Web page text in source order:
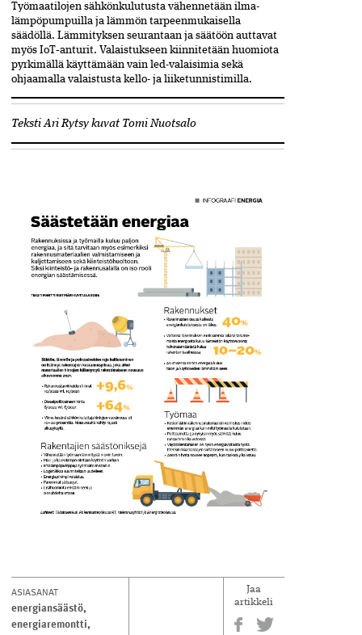
Työmaatilojen sähkönkulutusta vähennetään ilma­
lämpö­pumpuilla ja lämmön tarpeenmukaisella
säädöllä. Lämmityksen seurantaan ja säätöön auttavat
myös ­IoT‑anturit. Valaistukseen kiinnitetään huomiota
pyrkimällä käyttämään vain led-valaisimia sekä
ohjaamalla valaistusta kello- ja liiketunnistimilla.
Teksti Ari Rytsy kuvat Tomi Nuotsalo
ASIASANAT
energiansäästö,
energiaremontti,
Jaa
artikkeli